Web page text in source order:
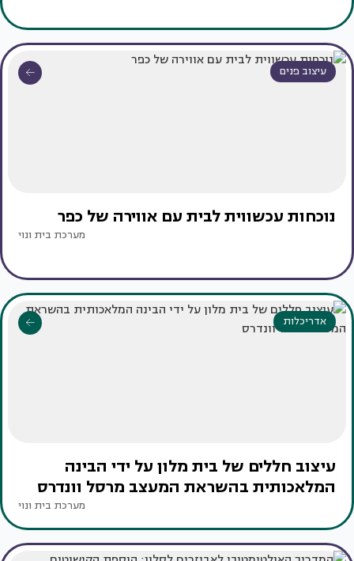
עיצוב פנים
נוכחות עכשווית לבית עם אווירה של כפר
מערכת בית ונוי
אדריכלות
עיצוב חללים של בית מלון על ידי הבינה
המלאכותית בהשראת המעצב מרסל וונדרס
מערכת בית ונוי